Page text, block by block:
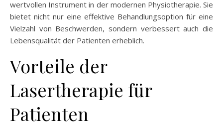
wertvollen Instrument in der modernen Physiotherapie. Sie
bietet nicht nur eine effektive Behandlungsoption für eine
Vielzahl von Beschwerden, sondern verbessert auch die
Lebensqualität der Patienten erheblich.
Vorteile der
Lasertherapie für
Patienten